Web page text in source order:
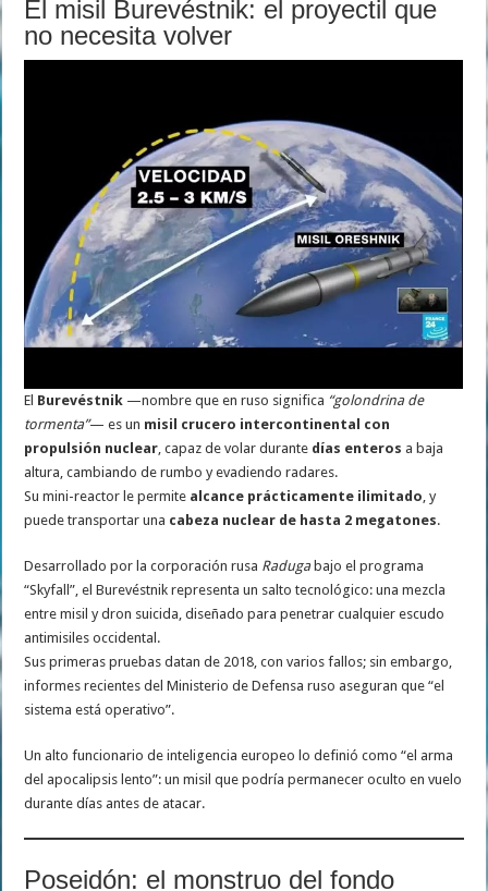
El misil Burevéstnik: el proyectil que
no necesita volver
El Burevéstnik —nombre que en ruso significa “golondrina de
tormenta”— es un misil crucero intercontinental con
propulsión nuclear, capaz de volar durante días enteros a baja
altura, cambiando de rumbo y evadiendo radares.
Su mini-reactor le permite alcance prácticamente ilimitado, y
puede transportar una cabeza nuclear de hasta 2 megatones.
Desarrollado por la corporación rusa Radugabajo el programa
“Skyfall”, el Burevéstnik representa un salto tecnológico: una mezcla
entre misil y dron suicida, diseñado para penetrar cualquier escudo
antimisiles occidental.
Sus primeras pruebas datan de 2018, con varios fallos; sin embargo,
informes recientes del Ministerio de Defensa ruso aseguran que “el
sistema está operativo”.
Un alto funcionario de inteligencia europeo lo definió como “el arma
del apocalipsis lento”: un misil que podría permanecer oculto en vuelo
durante días antes de atacar.
Poseidón: el monstruo del fondo